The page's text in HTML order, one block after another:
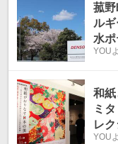
菰
ル
水
YOU
和紙
ミ
レ
YOU